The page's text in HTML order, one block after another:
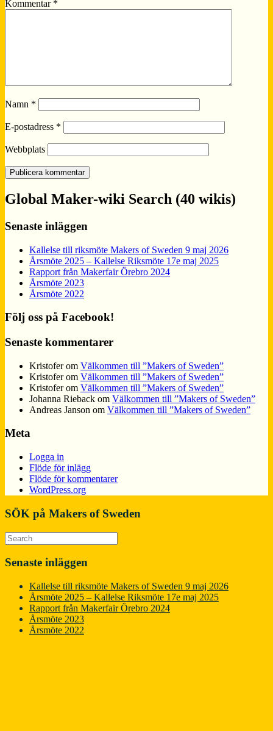
Kommentar *
Namn *
E-postadress *
Webbplats
Global Maker-wiki Search (40 wikis)
Senaste inläggen
Kallelse till riksmöte Makers of Sweden 9 maj 2026
Årsmöte 2025 – Kallelse Riksmöte 17e maj 2025
Rapport från Makerfair Örebro 2024
Årsmöte 2023
Årsmöte 2022
Följ oss på Facebook!
Senaste kommentarer
Kristoferom Välkommen till ”Makers of Sweden”
Kristoferom Välkommen till ”Makers of Sweden”
Kristoferom Välkommen till ”Makers of Sweden”
Johanna Rieback om Välkommen till ”Makers of Sweden”
Andreas Janson om Välkommen till ”Makers of Sweden”
Meta
Logga in
Flöde för inlägg
Flöde för kommentarer
WordPress.org
SÖK på Makers of Sweden
Senaste inläggen
Kallelse till riksmöte Makers of Sweden 9 maj 2026
Årsmöte 2025 – Kallelse Riksmöte 17e maj 2025
Rapport från Makerfair Örebro 2024
Årsmöte 2023
Årsmöte 2022